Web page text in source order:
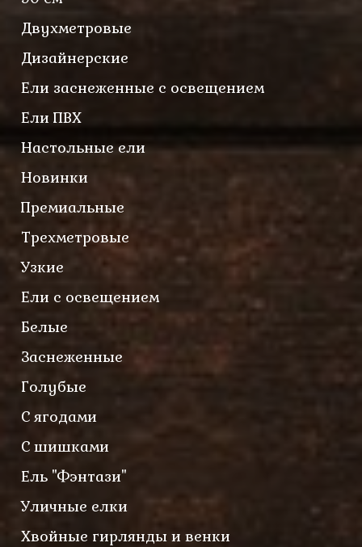
Двухметровые
Дизайнерские
Ели заснеженные с освещением
Ели ПВХ
Настольные ели
Новинки
Премиальные
Трехметровые
Узкие
Ели с освещением
Белые
Заснеженные
Голубые
С ягодами
С шишками
Ель "Фэнтази"
Уличные елки
Хвойные гирлянды и венки